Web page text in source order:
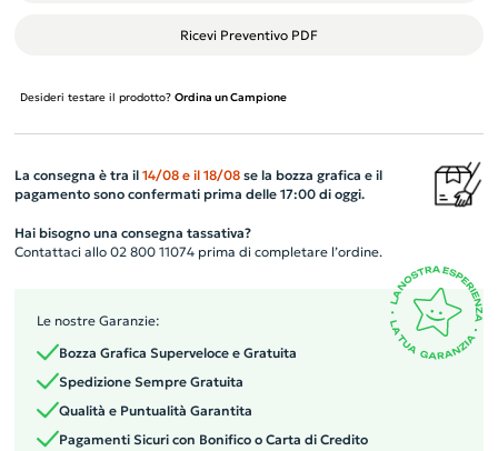
Ricevi Preventivo PDF
Desideri testare il prodotto? Ordina un Campione
La consegna è tra il 14/08 e il 18/08se la bozza grafica e il
pagamento sono confermati prima delle 17:00 di oggi.
Hai bisogno una consegna tassativa?
Contattaci allo 02 800 11074 prima di completare l’ordine.
Le nostre Garanzie:
Bozza Grafica Superveloce e Gratuita
Spedizione Sempre Gratuita
Qualità e Puntualità Garantita
Pagamenti Sicuri con Bonifico o Carta di Credito